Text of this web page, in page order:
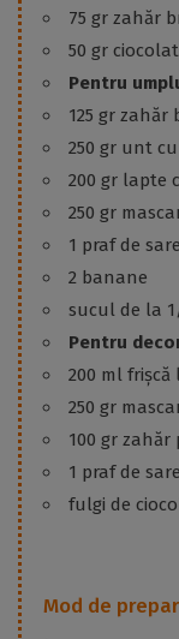
75 gr zahăr
50 gr
Pentru
125 gr zahăr
250 gr unt
200 gr lapte
250 gr
1 praf de sare
2 banane
sucul de la
Pentru
200 ml frișcă
250 gr
100 gr
1 praf de sare
fulgi de
Mod de